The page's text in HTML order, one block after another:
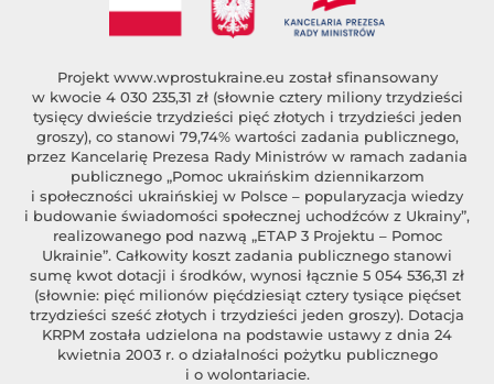
Projekt www.wprostukraine.eu został sfinansowany
w kwocie 4 030 235,31 zł (słownie cztery miliony trzydzieści
tysięcy dwieście trzydzieści pięć złotych i trzydzieści jeden
groszy), co stanowi 79,74% wartości zadania publicznego,
przez Kancelarię Prezesa Rady Ministrów w ramach zadania
publicznego „Pomoc ukraińskim dziennikarzom
i społeczności ukraińskiej w Polsce – popularyzacja wiedzy
i budowanie świadomości społecznej uchodźców z Ukrainy”,
realizowanego pod nazwą „ETAP 3 Projektu – Pomoc
Ukrainie”. Całkowity koszt zadania publicznego stanowi
sumę kwot dotacji i środków, wynosi łącznie 5 054 536,31 zł
(słownie: pięć milionów pięćdziesiąt cztery tysiące pięćset
trzydzieści sześć złotych i trzydzieści jeden groszy). Dotacja
KRPM została udzielona na podstawie ustawy z dnia 24
kwietnia 2003 r. o działalności pożytku publicznego
i o wolontariacie.